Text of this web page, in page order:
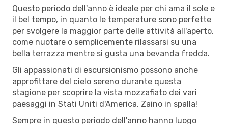
Questo periodo dell'anno è ideale per chi ama il sole e
il bel tempo, in quanto le temperature sono perfette
per svolgere la maggior parte delle attività all'aperto,
come nuotare o semplicemente rilassarsi su una
bella terrazza mentre si gusta una bevanda fredda.
Gli appassionati di escursionismo possono anche
approfittare del cielo sereno durante questa
stagione per scoprire la vista mozzafiato dei vari
paesaggi in Stati Uniti d'America. Zaino in spalla!
Sempre in questo periodo dell'anno hanno luogo